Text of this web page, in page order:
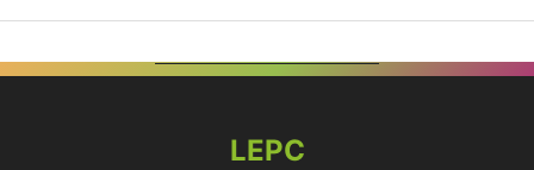
LEPC